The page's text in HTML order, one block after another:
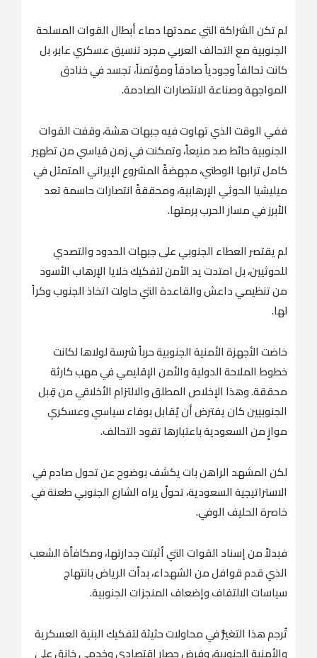
لم تكن الشراكة التي عمدتها دماء أبطال القوات المسلحة
الجنوبية مع التحالف العربي مجرد تنسيق عسكري عابر، بل
كانت تحالفاً وجودياً صادقاً ومؤتمناً، تجسد في خنادق
المواجهة وصناعة الانتصارات الصادمة.
ففي الوقت الذي تهاوت فيه جبهات هشة، وقفت القوات
الجنوبية حائط صد منيعاً، وتمكنت في زمن قياسي من تطهير
كامل ترابها الوطني، مجهضةً المشروع الإيراني المتمثل في
ميليشيا الحوثي الإرهابية، ومحققةً انتصارات حاسمة تعد
الأبرز في مسار الحرب برمتها.
لم يقتصر العطاء الجنوبي على جبهات الحدود والتصدي
للحوثيين، بل امتدت يد الأمن لتفكيك خلايا الإرهاب الأسود
من تنظيمي داعش والقاعدة التي حاولت اتخاذ الجنوب وكراً
لها.
خاضت الأجهزة الأمنية الجنوبية حرباً شرسة لولاها لكانت
خطوط الملاحة الدولية والأمن الإقليمي في مهب كارثة
محققة. وهذا الإخلاص المطلق والالتزام الأخلاقي من قِبل
الجنوبيين كان يفترض أن يُقابل بوفاء سياسي وعسكري
موازٍ من السعودية باعتبارها تقود التحالف.
لكن المشهد الراهن بات يكشف بوضوح عن تحول صادم في
الاستراتيجية السعودية، تحولٌ يراه الشارع الجنوبي طعنة في
خاصرة الحليف الوفي.
فبدلاً من إسناد القوات التي أثبتت جدارتها، ومكافأة الشعب
الذي قدم قوافل من الشهداء، بدأت الرياض بانتهاج
سياسات الالتفاف وإضعاف المنجزات الجنوبية.
تُرجم هذا التغيُّر في محاولات حثيثة لتفكيك البنية العسكرية
والأمنية الجنوبية، وفرض حصار اقتصادي وخدمي خانق على